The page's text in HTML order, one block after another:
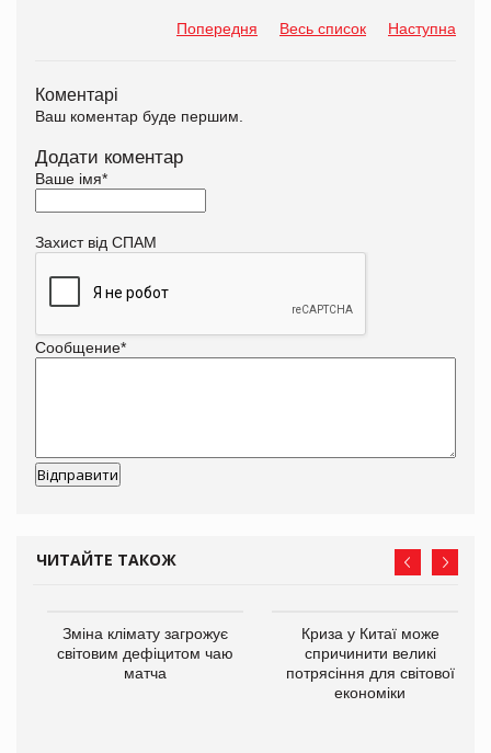
Попередня Весь список Наступна
Коментарі
Ваш коментар буде першим.
Додати коментар
Ваше імя*
Захист від СПАМ
Сообщение*
ЧИТАЙТЕ ТАКОЖ
Зміна клімату загрожує
світовим дефіцитом чаю
матча
Криза у Китаї може
спричинити великі
потрясіння для світової
економіки